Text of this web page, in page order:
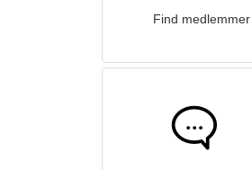
Find medlemmer